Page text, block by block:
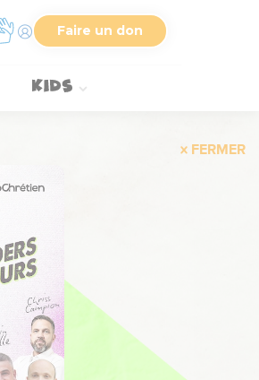
Faire un don
FERMER